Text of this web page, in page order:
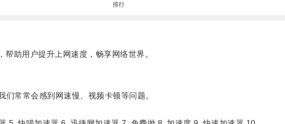
排行
助用户提升上网速度，畅享网络世界。
常常会感到网速慢、视频卡顿等问题。